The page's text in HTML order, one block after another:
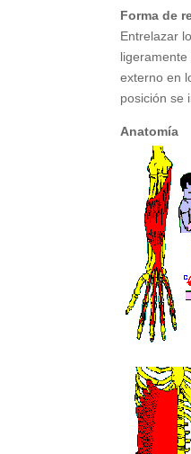
Forma de
Entrelazar
externo en
posición se
Anatomía